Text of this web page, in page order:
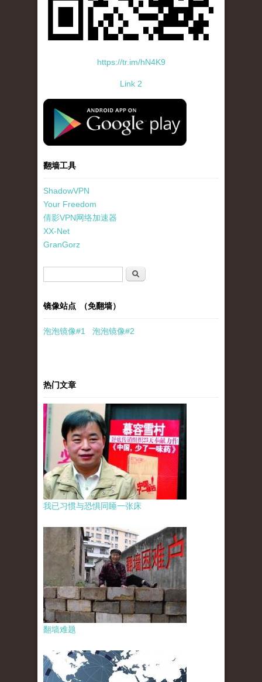
https://tr.im/hN4K9
Link 2
standard-icon-googleplay-app-store.png
翻墙工具
ShadowVPN
Your Freedom
倩影VPN网络加速器
XX-Net
GranGorz
搜索
镜像站点 （免翻墙）
泡泡镜像#1 泡泡镜像#2
热门文章
我已习惯与恐惧同睡一张床
翻墙难题